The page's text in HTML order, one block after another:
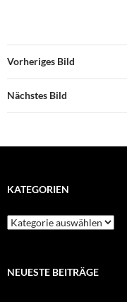
Vorheriges Bild
Nächstes Bild
KATEGORIEN
Kategorien
NEUESTE BEITRÄGE